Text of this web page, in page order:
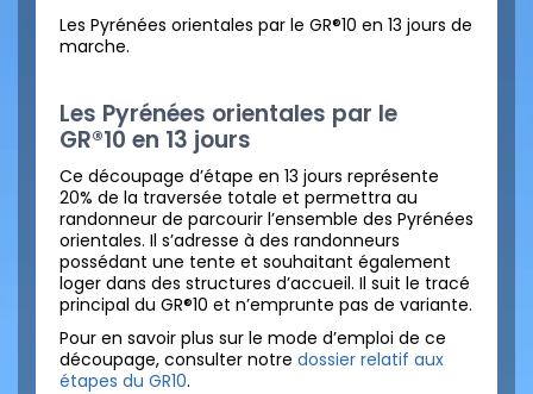
Les Pyrénées orientales par le GR®10 en 13 jours de
marche.
Les Pyrénées orientales par le
GR®10 en 13 jours
Ce découpage d’étape en 13 jours représente
20% de la traversée totale et permettra au
randonneur de parcourir l’ensemble des Pyrénées
orientales. Il s’adresse à des randonneurs
possédant une tente et souhaitant également
loger dans des structures d’accueil. Il suit le tracé
principal du GR®10 et n’emprunte pas de variante.
Pour en savoir plus sur le mode d’emploi de ce
découpage, consulter notre dossier relatif aux
étapes du GR10.